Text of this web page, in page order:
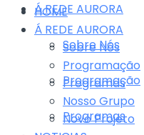
Á REDE AURORA
Sobre Nós
Programação
Programas
HOME
Á REDE AURORA
Sobre Nós
Programação
Programas
Nosso Grupo
Novo Projeto